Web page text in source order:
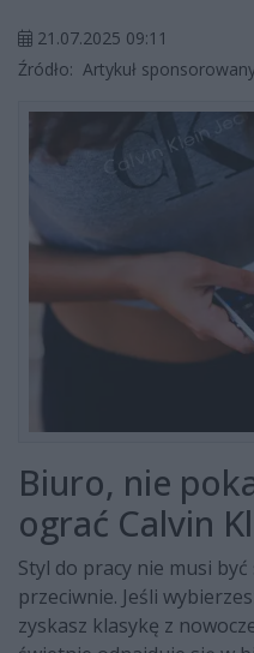
21.07.2025 09:11
Źródło: Artykuł
Biuro, nie
ograć Calvin
Styl do pracy nie musi
przeciwnie. Jeśli
zyskasz klasykę z